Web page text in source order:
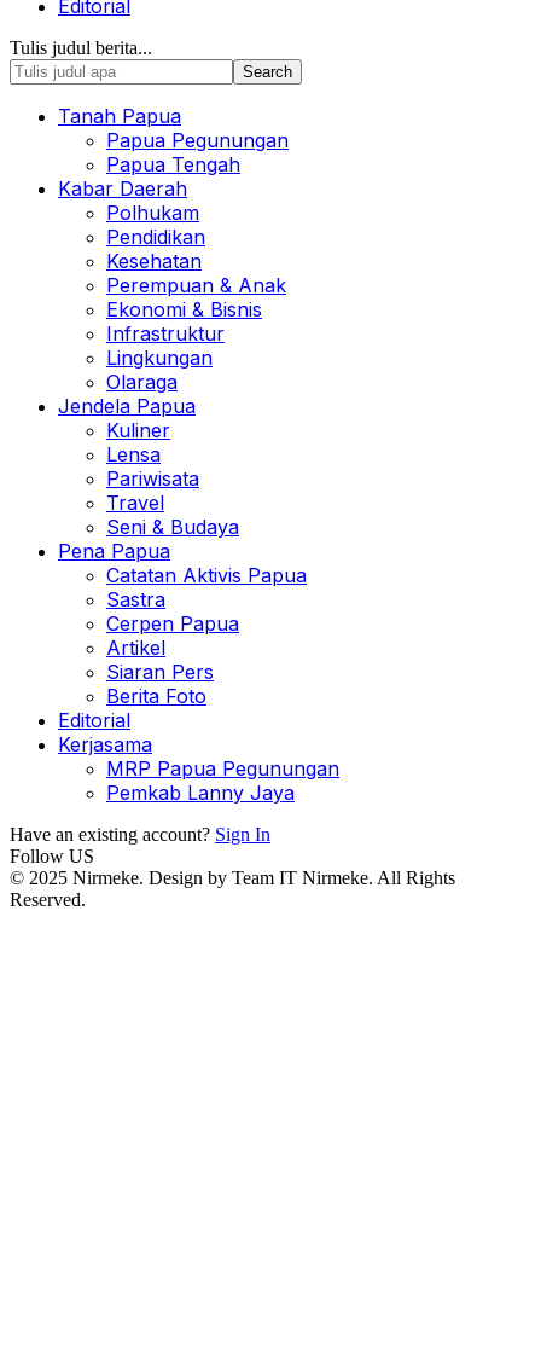
Editorial
Tulis judul berita...
Tanah Papua
Papua Pegunungan
Papua Tengah
Kabar Daerah
Polhukam
Pendidikan
Kesehatan
Perempuan & Anak
Ekonomi & Bisnis
Infrastruktur
Lingkungan
Olaraga
Jendela Papua
Kuliner
Lensa
Pariwisata
Travel
Seni & Budaya
Pena Papua
Catatan Aktivis Papua
Sastra
Cerpen Papua
Artikel
Siaran Pers
Berita Foto
Editorial
Kerjasama
MRP Papua Pegunungan
Pemkab Lanny Jaya
Have an existing account? Sign In
Follow US
© 2025 Nirmeke. Design by Team IT Nirmeke. All Rights
Reserved.